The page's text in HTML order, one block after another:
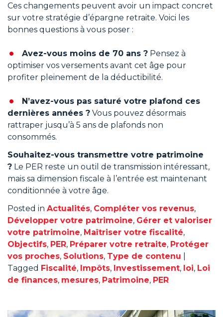
Ces changements peuvent avoir un impact concret
sur votre stratégie d’épargne retraite. Voici les
bonnes questions à vous poser :
Avez-vous moins de 70 ans ? Pensez à
optimiser vos versements avant cet âge pour
profiter pleinement de la déductibilité.
N’avez-vous pas saturé votre plafond ces
dernières années ? Vous pouvez désormais
rattraper jusqu’à 5 ans de plafonds non
consommés.
Souhaitez-vous transmettre votre patrimoine
? Le PER reste un outil de transmission intéressant,
mais sa dimension fiscale à l’entrée est maintenant
conditionnée à votre âge.
Posted in Actualités, Compléter vos revenus,
Développer votre patrimoine, Gérer et valoriser
votre patrimoine, Maîtriser votre fiscalité,
Objectifs, PER, Préparer votre retraite, Protéger
vos proches, Solutions, Type de contenu
Tagged Fiscalité, Impôts, Investissement, loi, Loi
de finances, mesures, Patrimoine, PER